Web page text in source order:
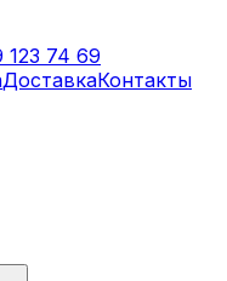
123 74 69
ДоставкаКонтакты